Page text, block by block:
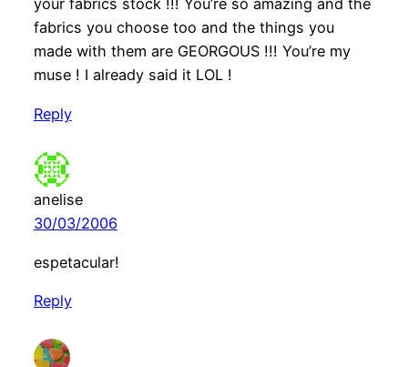
your fabrics stock !!! You’re so amazing and the
fabrics you choose too and the things you
made with them are GEORGOUS !!! You’re my
muse ! I already said it LOL !
Reply
anelise
30/03/2006
espetacular!
Reply